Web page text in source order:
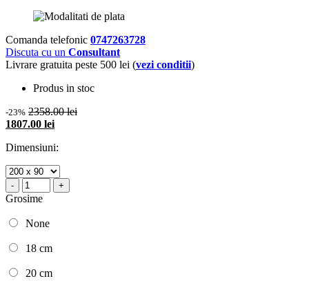
Comanda telefonic 0747263728
Discuta cu un Consultant
Livrare gratuita peste 500 lei (vezi conditii)
Produs in stoc
-23% 2358.00 lei
1807.00 lei
Dimensiuni:
- +
Grosime
None
18 cm
20 cm